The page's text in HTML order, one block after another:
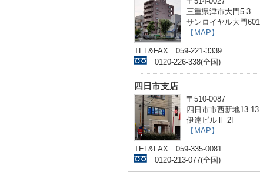
三重県津市大門5-3
サンロイヤル大門601
【MAP】
TEL&FAX 059-221-3339
0120-226-338(全国)
四日市支店
〒510-0087
四日市市西新地13-13
伊達ビルⅡ 2F
【MAP】
TEL&FAX 059-335-0081
0120-213-077(全国)